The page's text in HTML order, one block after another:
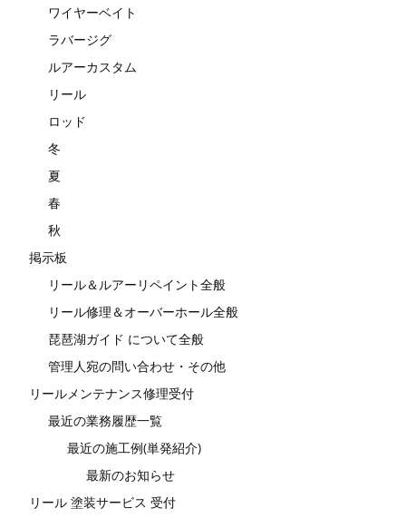
ワイヤーベイト
ラバージグ
ルアーカスタム
リール
ロッド
冬
夏
春
秋
掲示板
リール＆ルアーリペイント全般
リール修理＆オーバーホール全般
琵琶湖ガイド について全般
管理人宛の問い合わせ・その他
リールメンテナンス修理受付
最近の業務履歴一覧
最近の施工例(単発紹介)
最新のお知らせ
リール 塗装サービス 受付